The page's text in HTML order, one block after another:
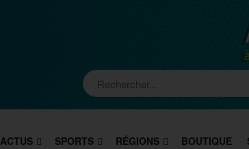
ACTUS SPORTS RÉGIONS BOUTIQUE